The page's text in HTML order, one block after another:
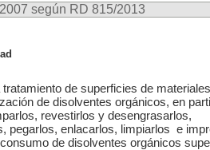
según RD 815/2013
de superficies de
de disolventes orgánicos, en
revestirlos y desengrasarlos,
pegarlos, enlacarlos, limpiarlos e
de disolventes orgánicos